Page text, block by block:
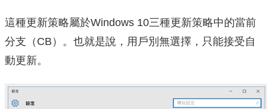
這種更新策略屬於Windows 10三種更新策略中的當前
分支（CB）。也就是說，用戶別無選擇，只能接受自
動更新。